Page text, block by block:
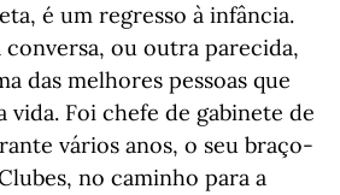
é um regresso à infância.
conversa, ou outra parecida,
das melhores pessoas que
vida. Foi chefe de gabinete de
vários anos, o seu braço-
no caminho para a